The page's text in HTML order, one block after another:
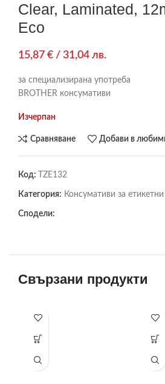
Clear, Laminated,
Eco
15,87 € / 31,04 лв.
за специализирана употреба
BROTHER консумативи
Изчерпан
Сравняване Добави в
Код: TZE132
Категория: Консумативи за
Сподели:
Свързани продукти